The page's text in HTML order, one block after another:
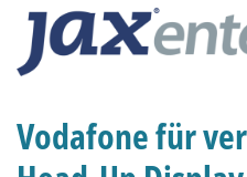
Vodafone für